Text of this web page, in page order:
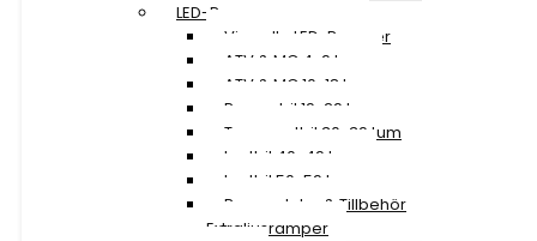
LED-Ramper
Visa alla LED-Ramper
ATV & MC 4-9 tum
ATV & MC 10-18 tum
Personbil 19-29 tum
Transportbil 30-39 tum
Lastbil 40-49 tum
Lastbil 50-59 tum
Reservdelar & Tillbehör
Extraljusramper